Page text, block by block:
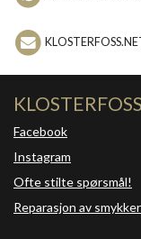
Facebook
Instagram
Ofte stilte spørsmål!
Reparasjon av smykker